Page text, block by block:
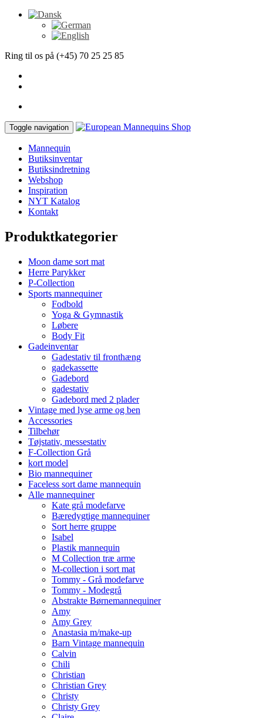
Ring til os på (+45) 70 25 25 85
Toggle navigation
Mannequin
Butiksinventar
Butiksindretning
Webshop
Inspiration
NYT Katalog
Kontakt
Produktkategorier
Moon dame sort mat
Herre Parykker
P-Collection
Sports mannequiner
Fodbold
Yoga & Gymnastik
Løbere
Body Fit
Gadeinventar
Gadestativ til fronthæng
gadekassette
Gadebord
gadestativ
Gadebord med 2 plader
Vintage med lyse arme og ben
Accessories
Tilbehør
Tøjstativ, messestativ
F-Collection Grå
kort model
Bio mannequiner
Faceless sort dame mannequin
Alle mannequiner
Kate grå modefarve
Bæredygtige mannequiner
Sort herre gruppe
Isabel
Plastik mannequin
M Collection træ arme
M-collection i sort mat
Tommy - Grå modefarve
Tommy - Modegrå
Abstrakte Børnemannequiner
Amy
Amy Grey
Anastasia m/make-up
Barn Vintage mannequin
Calvin
Chili
Christian
Christian Grey
Christy
Christy Grey